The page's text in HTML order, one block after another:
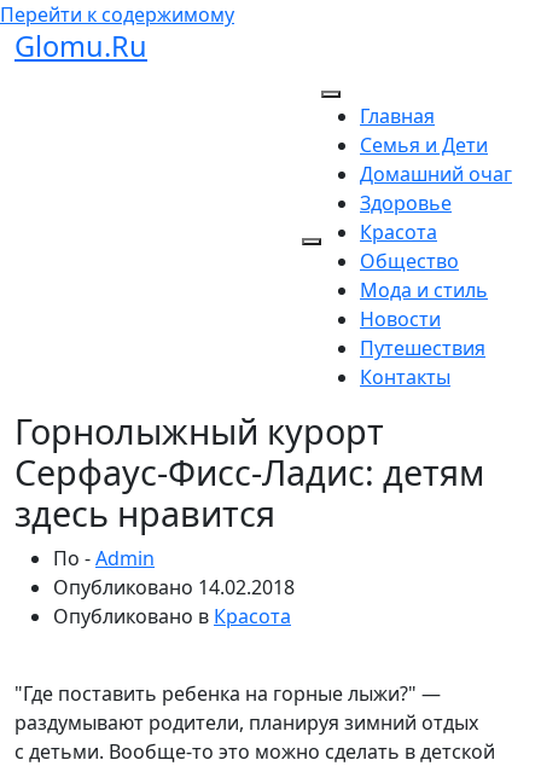
Перейти к содержимому
Glomu.Ru
Главная
Семья и Дети
Домашний очаг
Здоровье
Красота
Общество
Мода и стиль
Новости
Путешествия
Контакты
Горнолыжный курорт
Серфаус-Фисс-Ладис: детям
здесь нравится
По -Admin
Опубликовано 14.02.2018
Опубликовано в Красота
"Где поставить ребенка на горные лыжи?" —
раздумывают родители, планируя зимний отдых
с детьми. Вообще-то это можно сделать в детской